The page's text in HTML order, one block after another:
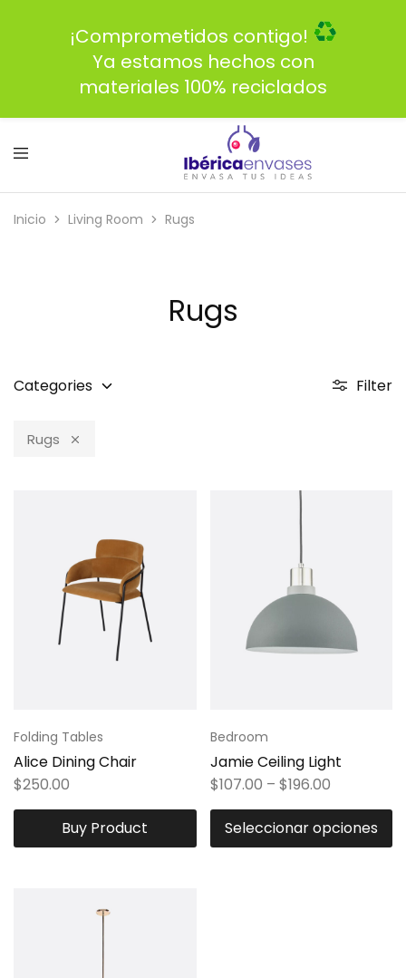
Inicio Living Room Rugs
Rugs
Categories Filter
Rugs
Folding Tables
Alice Dining Chair
$250.00
Buy Product
Bedroom
Jamie Ceiling Light
$107.00 – $196.00
Seleccionar opciones
¡Comprometidos contigo!
Ya estamos hechos con
materiales 100% reciclados